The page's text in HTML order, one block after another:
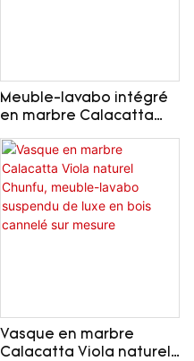
Meuble-lavabo intégré
en marbre Calacatta
luxueux meuble vasque
suspendu en pierre.
Vasque en marbre
Calacatta Viola naturel